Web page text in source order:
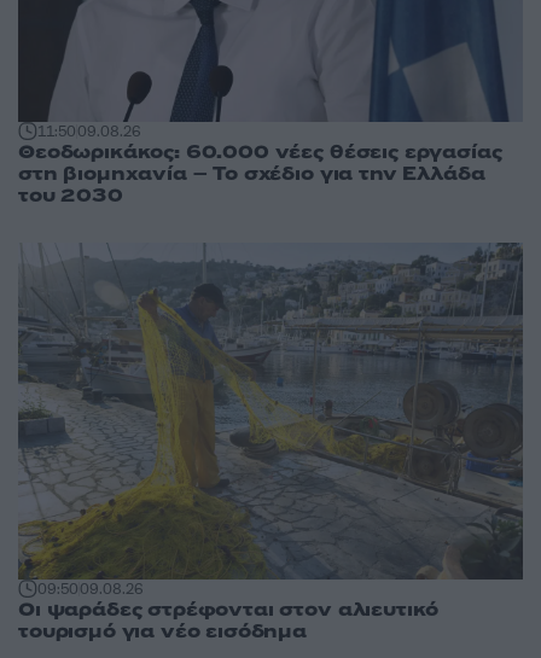
11:5009.08.26
Θεοδωρικάκος: 60.000 νέες θέσεις εργασίας
στη βιομηχανία – Το σχέδιο για την Ελλάδα
του 2030
09:5009.08.26
Οι ψαράδες στρέφονται στον αλιευτικό
τουρισμό για νέο εισόδημα